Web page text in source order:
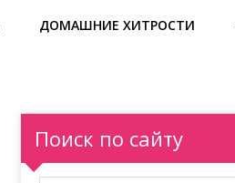
ДОМАШНИЕ ХИТРОСТИ
Поиск по сайту